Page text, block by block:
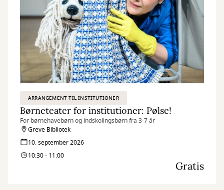
ARRANGEMENT TIL INSTITUTIONER
Børneteater for institutioner: Pølse!
For børnehavebørn og indskolingsbørn fra 3-7 år
Greve Bibliotek
10. september 2026
10:30 - 11:00
Gratis